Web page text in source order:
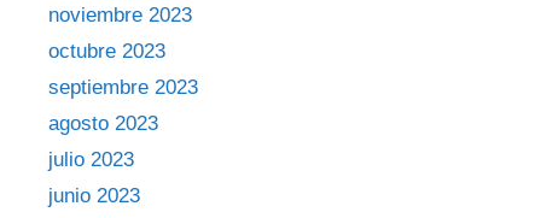
noviembre 2023
octubre 2023
septiembre 2023
agosto 2023
julio 2023
junio 2023